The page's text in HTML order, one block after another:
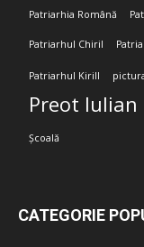
Patriarhia Română
Patriarhul Chiril
Patriarhul Kirill
Preot Iulian
Școală
CATEGORIE